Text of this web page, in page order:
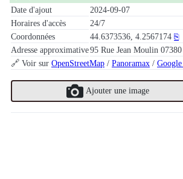
Date d'ajout
2024-09-07
Horaires d'accès
24/7
Coordonnées
44.6373536, 4.2567174 ⎘
Adresse approximative95 Rue Jean Moulin 07380
🔗 Voir sur OpenStreetMap / Panoramax /
Ajouter une image